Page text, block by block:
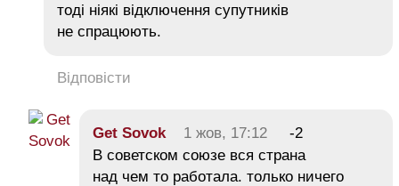
тоді ніякі відключення супутників
не спрацюють.
Відповісти
Get Sovok 1 жов, 17:12
-2
В советском союзе вся страна
над чем то работала. только ничего